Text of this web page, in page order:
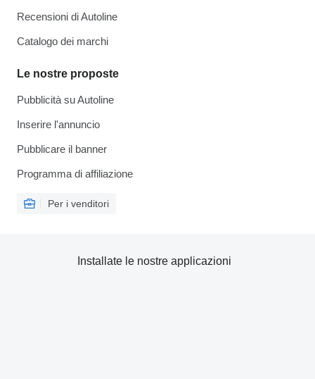
Recensioni di Autoline
Catalogo dei marchi
Le nostre proposte
Pubblicità su Autoline
Inserire l'annuncio
Pubblicare il banner
Programma di affiliazione
Per i venditori
Installate le nostre applicazioni